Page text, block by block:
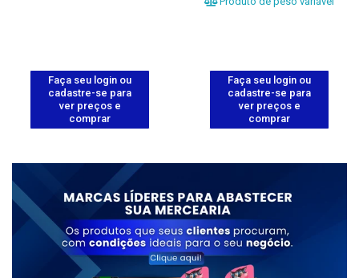
Faça seu login ou
cadastre-se para
ver preços e
comprar
Faça seu login ou
cadastre-se para
ver preços e
comprar